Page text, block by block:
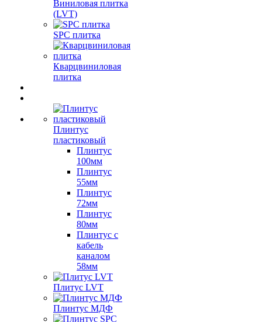
Виниловая плитка
(LVT)
SPC плитка
Кварцвиниловая
плитка
Плинтус
пластиковый
Плинтус
100мм
Плинтус
55мм
Плинтус
72мм
Плинтус
80мм
Плинтус с
кабель
каналом
58мм
Плитус LVT
Плинтус МДФ